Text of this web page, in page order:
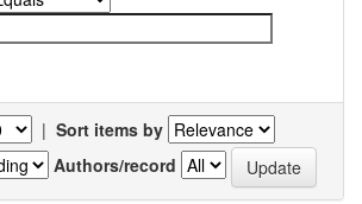
| Sort items by
Authors/record